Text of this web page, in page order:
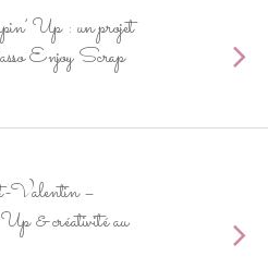
Up : un projet
Enjoy Scrap
Valentin –
& créativité au